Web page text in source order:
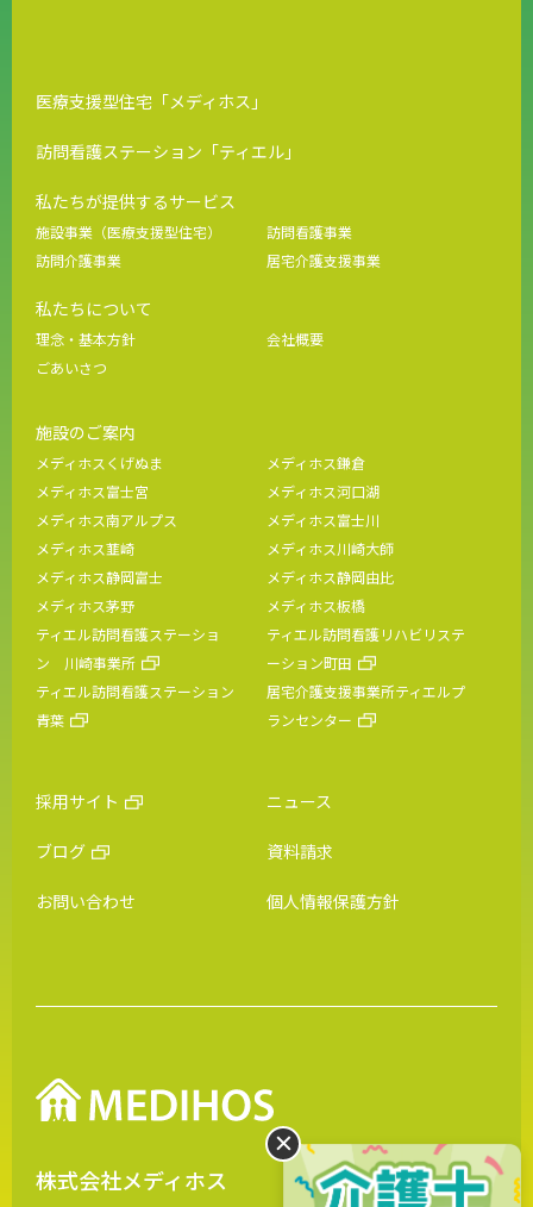
株式会社メディホス
医療支援型住宅「メディホス」
訪問看護ステーション「ティエル」
私たちが提供するサービス
施設事業（医療支援型住宅）
訪問看護事業
訪問介護事業
居宅介護支援事業
私たちについて
理念・基本方針
会社概要
ごあいさつ
施設のご案内
メディホスくげぬま
メディホス鎌倉
メディホス富士宮
メディホス河口湖
メディホス南アルプス
メディホス富士川
メディホス韮崎
メディホス川崎大師
メディホス静岡富士
メディホス静岡由比
メディホス茅野
メディホス板橋
ティエル訪問看護ステーショ
ン 川崎事業所
ティエル訪問看護リハビリステ
ーション町田
ティエル訪問看護ステーション
青葉
居宅介護支援事業所ティエルプ
ランセンター
採用サイト ニュース
ブログ 資料請求
お問い合わせ 個人情報保護方針